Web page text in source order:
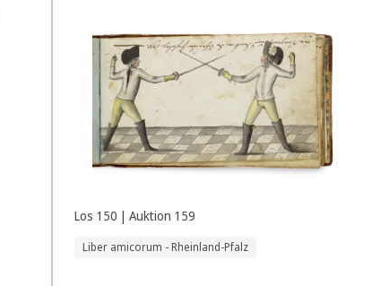
Los 150 | Auktion 159
Liber amicorum - Rheinland-Pfalz